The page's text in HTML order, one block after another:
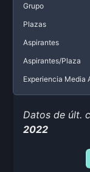
Grupo
Plazas
Aspirantes
Aspirantes/Plaza
Experiencia Media
Datos de últ.
2022